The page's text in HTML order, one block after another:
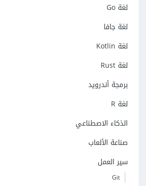
لغة Go
لغة جافا
لغة Kotlin
لغة Rust
برمجة أندرويد
لغة R
الذكاء الاصطناعي
صناعة الألعاب
سير العمل
Git